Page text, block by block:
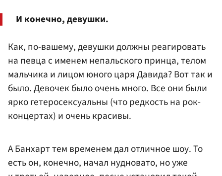
И конечно, девушки.
Как, по-вашему, девушки должны реагировать
на певца с именем непальского принца, телом
мальчика и лицом юного царя Давида? Вот так и
было. Девочек было очень много. Все они были
ярко гетеросексуальны (что редкость на рок-
концертах) и очень красивы.
А Банхарт тем временем дал отличное шоу. То
есть он, конечно, начал нудновато, но уже